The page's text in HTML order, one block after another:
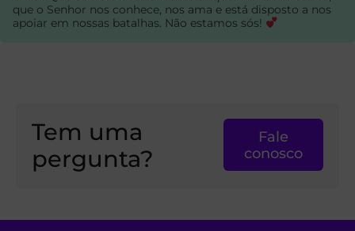
que o Senhor nos conhece, nos ama e está disposto a nos
apoiar em nossas batalhas. Não estamos sós!
Tem uma
pergunta?
Fale
conosco